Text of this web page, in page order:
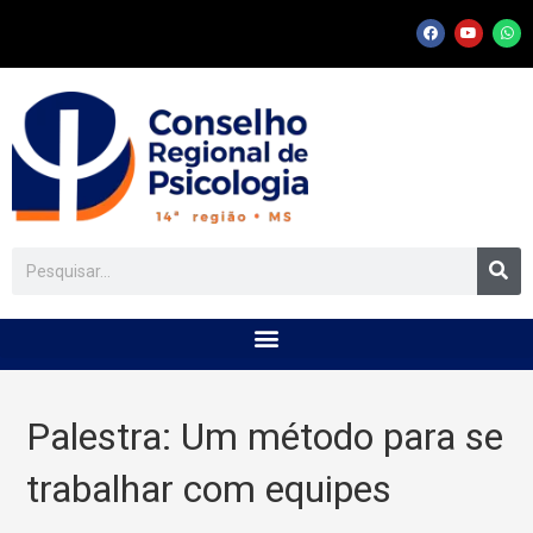
Palestra: Um método para se
trabalhar com equipes